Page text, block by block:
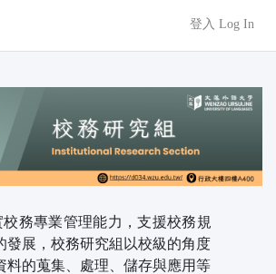
登入 Log In
校務專業管理能力，支援校務規
發展，校務研究組以校級的角度
料的蒐集、處理、儲存與應用等